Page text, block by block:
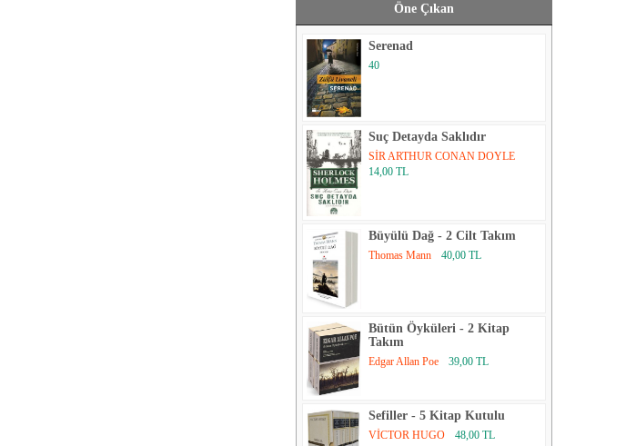
Öne Çıkan
Serenad
40
Suç Detayda Saklıdır
SİR ARTHUR CONAN DOYLE
14,00 TL
Büyülü Dağ - 2 Cilt Takım
Thomas Mann 40,00 TL
Bütün Öyküleri - 2 Kitap
Takım
Edgar Allan Poe 39,00 TL
Sefiller - 5 Kitap Kutulu
VİCTOR HUGO 48,00 TL